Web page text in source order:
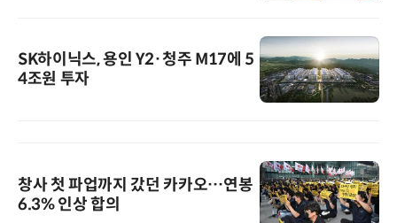
SK하이닉스, 용인 Y2·청주 M17에 5
4조원 투자
창사 첫 파업까지 갔던 카카오…연봉
6.3% 인상 합의